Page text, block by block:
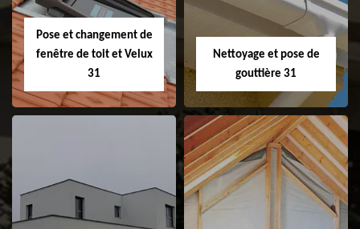
31
Pose et changement de
fenêtre de toit et Velux
31
Pose et
changement de
Nettoyage et pose de
gouttière 31
Nettoyage et pose